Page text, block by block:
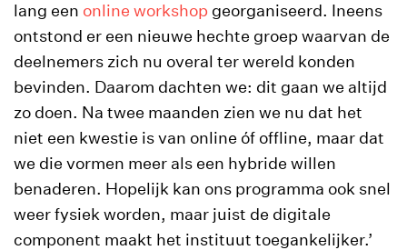
lang een online workshop georganiseerd. Ineens
ontstond er een nieuwe hechte groep waarvan de
deelnemers zich nu overal ter wereld konden
bevinden. Daarom dachten we: dit gaan we altijd
zo doen. Na twee maanden zien we nu dat het
niet een kwestie is van online óf offline, maar dat
we die vormen meer als een hybride willen
benaderen. Hopelijk kan ons programma ook snel
weer fysiek worden, maar juist de digitale
component maakt het instituut toegankelijker.’